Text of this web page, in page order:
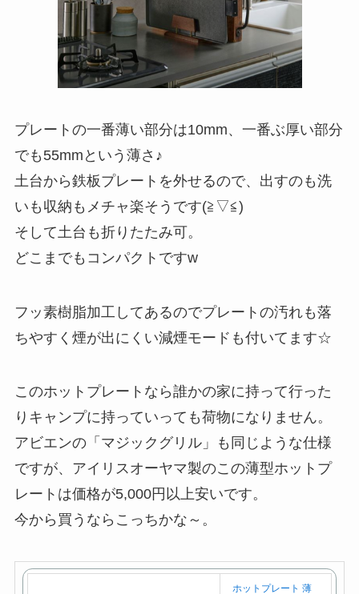
プレートの一番薄い部分は10mm、一番ぶ厚い部分
でも55mmという薄さ♪
土台から鉄板プレートを外せるので、出すのも洗
いも収納もメチャ楽そうです(≧▽≦)
そして土台も折りたたみ可。
どこまでもコンパクトですw
フッ素樹脂加工してあるのでプレートの汚れも落
ちやすく煙が出にくい減煙モードも付いてます☆
このホットプレートなら誰かの家に持って行った
りキャンプに持っていっても荷物になりません。
アビエンの「マジックグリル」も同じような仕様
ですが、アイリスオーヤマ製のこの薄型ホットプ
レートは価格が5,000円以上安いです。
今から買うならこっちかな～。
ホットプレート 薄